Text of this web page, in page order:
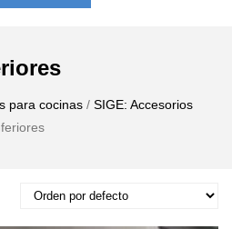
para cocinas / SIGE: Accesorios